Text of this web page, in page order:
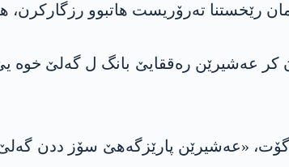
رێخستنا تەرۆریست هاتبوو رزگارکرن،
کر عه‌شیرێن رەققایێ بانگ ل گەلێ خوه‌
گۆت، «عه‌شیرێن پارێزگەهێ سۆز ددن